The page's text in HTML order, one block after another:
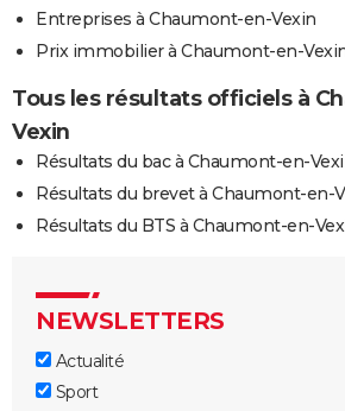
Entreprises à Chaumont-en-Vexin
Prix immobilier à Chaumont-en-
Tous les résultats officiels à
Vexin
Résultats du bac à Chaumont-en-
Résultats du brevet à Chaumont-en-
Résultats du BTS à Chaumont-en-
NEWSLETTERS
Actualité
Sport